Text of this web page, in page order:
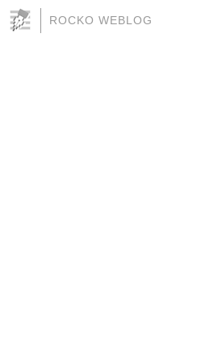
ROCKO WEBLOG